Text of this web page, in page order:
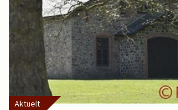
Aktuelt